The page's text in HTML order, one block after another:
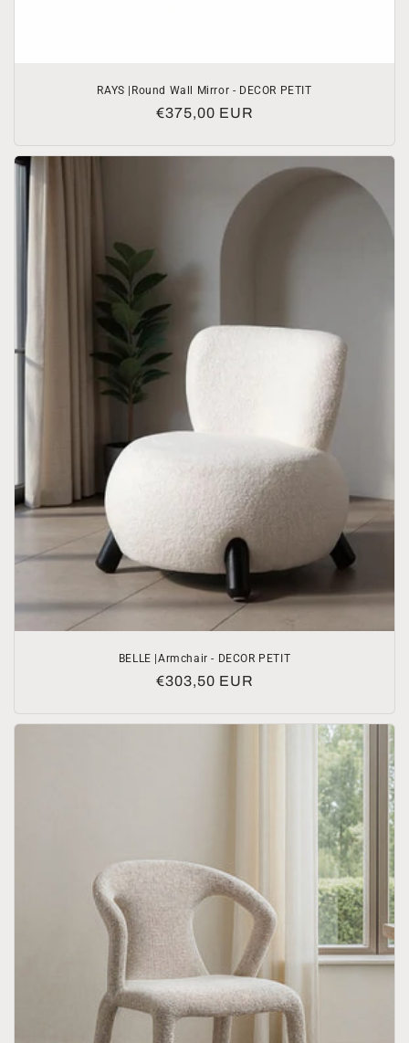
RAYS |Round Wall Mirror - DECOR PETIT
Normale
€375,00 EUR
BELLE |Armchair - DECOR PETIT
Normale
€303,50 EUR